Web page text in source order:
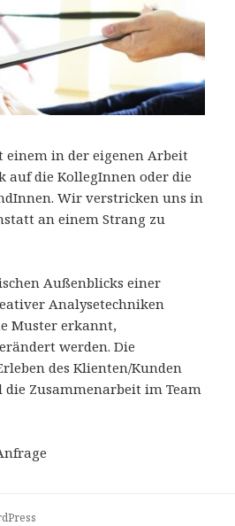
in der eigenen Arbeit
auf die KollegInnen oder die
Wir verstricken uns in
an einem Strang zu
Außenblicks einer
Analysetechniken
Muster erkannt,
werden. Die
des Klienten/Kunden
Zusammenarbeit im Team